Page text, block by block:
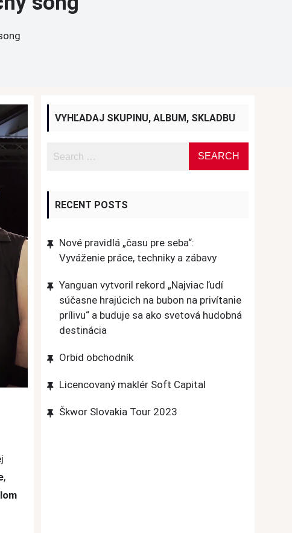
,
VYHĽADAJ SKUPINU, ALBUM, SKLADBU
RECENT POSTS
Nové pravidlá „času pre seba“:
Vyváženie práce, techniky a zábavy
Yanguan vytvoril rekord „Najviac ľudí
súčasne hrajúcich na bubon na privítanie
prílivu“ a buduje sa ako svetová hudobná
destinácia
Orbid obchodník
Licencovaný maklér Soft Capital
Škwor Slovakia Tour 2023